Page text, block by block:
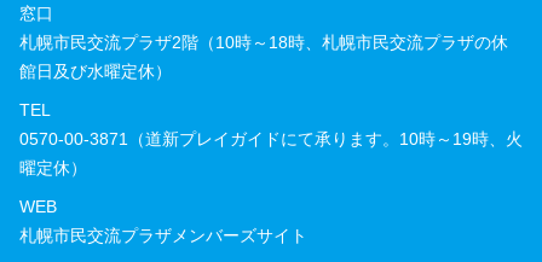
窓口
札幌市民交流プラザ2階（10時～18時、札幌市民交流プラザの休
館日及び水曜定休）
TEL
0570-00-3871（道新プレイガイドにて承ります。10時～19時、火
曜定休）
WEB
札幌市民交流プラザメンバーズサイト